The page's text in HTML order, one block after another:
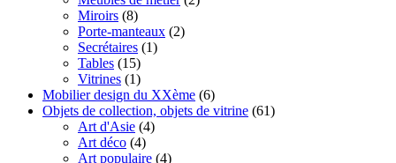
Miroirs (8)
Porte-manteaux (2)
Secrétaires (1)
Tables (15)
Vitrines (1)
Mobilier design du XXème (6)
Objets de collection, objets de vitrine (61)
Art d'Asie (4)
Art déco (4)
Art populaire (4)